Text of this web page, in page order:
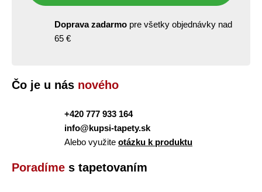
Doprava zadarmo pre všetky objednávky nad
65 €
Čo je u nás nového
+420 777 933 164
info@kupsi-tapety.sk
Alebo využite otázku k produktu
Poradíme s tapetovaním